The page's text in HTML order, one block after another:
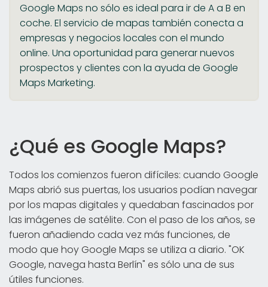
Google Maps no sólo es ideal para ir de A a B en
coche. El servicio de mapas también conecta a
empresas y negocios locales con el mundo
online. Una oportunidad para generar nuevos
prospectos y clientes con la ayuda de Google
Maps Marketing.
¿Qué es Google Maps?
Todos los comienzos fueron difíciles: cuando Google
Maps abrió sus puertas, los usuarios podían navegar
por los mapas digitales y quedaban fascinados por
las imágenes de satélite. Con el paso de los años, se
fueron añadiendo cada vez más funciones, de
modo que hoy Google Maps se utiliza a diario. "OK
Google, navega hasta Berlín" es sólo una de sus
útiles funciones.